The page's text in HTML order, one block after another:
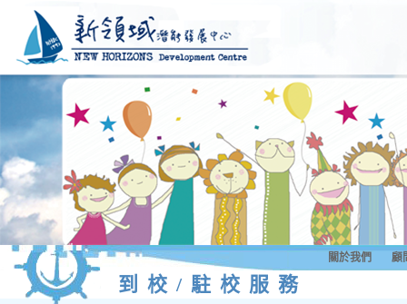
關於我們 顧
到校/駐校服務